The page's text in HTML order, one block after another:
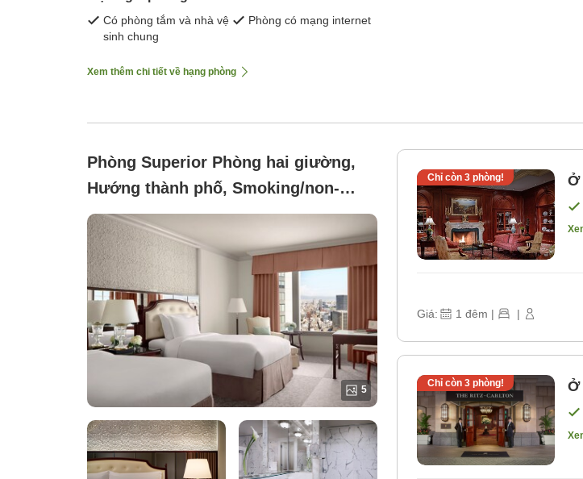
Có phòng tắm và nhà vệ
sinh chung
Phòng có mạng internet
Xem thêm chi tiết về hạng phòng
Phòng Superior Phòng hai giường,
Hướng thành phố, Smoking/non-
smoking not specified ([Tầng
thường])
5
Chỉ còn 3phòng! Ở
Giá: 1 đêm | |
Chỉ còn 3phòng! Ở